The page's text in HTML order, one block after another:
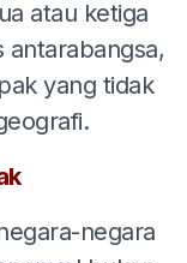
atau ketiga
yang tidak
negara